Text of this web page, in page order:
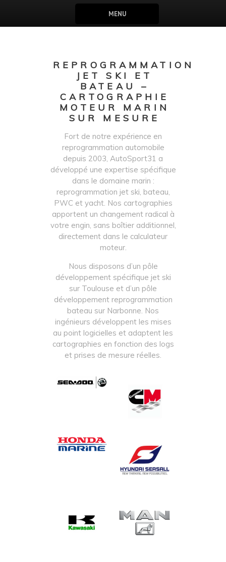
MENU
REPROGRAMMATION
JET SKI ET
BATEAU –
CARTOGRAPHIE
MOTEUR MARIN
SUR MESURE
Fort de notre expérience en
reprogrammation automobile
depuis 2003, AutoSport31 a
développé une expertise spécifique
dans le domaine marin :
reprogrammation jet ski, bateau,
PWC et yacht. Nos cartographies
apportent un changement radical à
votre engin, sans boîtier additionnel,
directement dans le calculateur
moteur.
Nous disposons d’un pôle
développement spécifique jet ski
sur Toulouse et d’un pôle
développement reprogrammation
bateau sur Narbonne. Nos
ingénieurs développent les mises
au point logicielles et adaptent les
cartographies en fonction des logs
et prises de mesure réelles.